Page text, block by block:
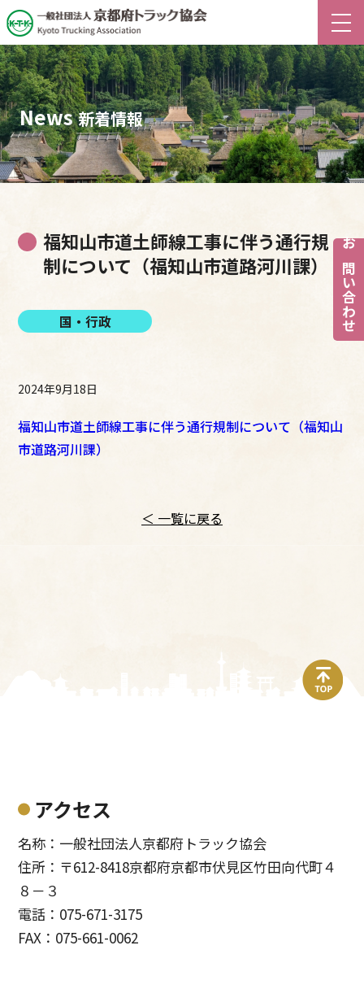
お問い合わせ
News 新着情報
福知山市道土師線工事に伴う通行規
制について（福知山市道路河川課）
国・行政
2024年9月18日
福知山市道土師線工事に伴う通行規制について（福知山
市道路河川課）
＜ 一覧に戻る
top
アクセス
名称：一般社団法人京都府トラック協会
住所：〒612-8418京都府京都市伏見区竹田向代町４
８－３
電話：075-671-3175
FAX：075-661-0062